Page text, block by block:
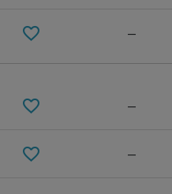
—
—
—